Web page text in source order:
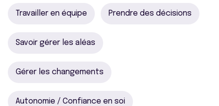
Travailler en équipe Prendre des décisions
Savoir gérer les aléas
Gérer les changements
Autonomie / Confiance en soi